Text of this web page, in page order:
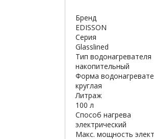
Бренд
EDISSON
Серия
Glasslined
Тип водонагревателя
накопительный
Форма
круглая
Литраж
100 л
Способ нагрева
электрический
Макс. мощность